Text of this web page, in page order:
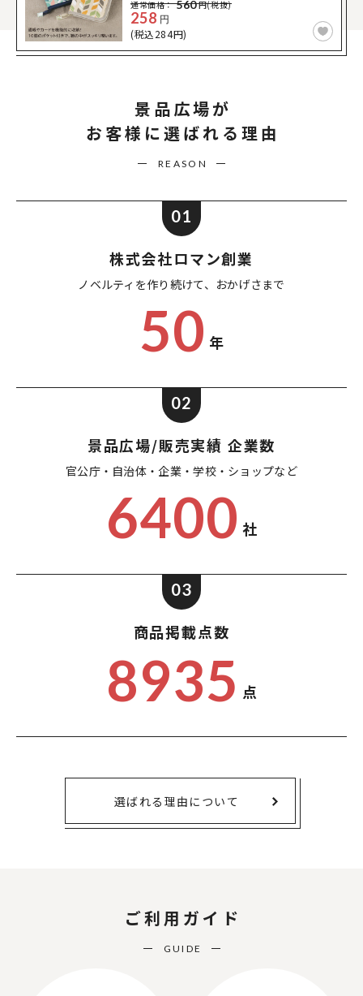
通常価格： 560円(税抜)
258 円
(税込284円)
景品広場が
お客様に選ばれる理由
REASON
01
株式会社ロマン創業
ノベルティを作り続けて、 おかげさまで
50 年
02
景品広場/販売実績 企業数
官公庁・自治体・企業・学校・ショップなど
6400 社
03
商品掲載点数
8935 点
選ばれる理由について
ご利用ガイド
GUIDE